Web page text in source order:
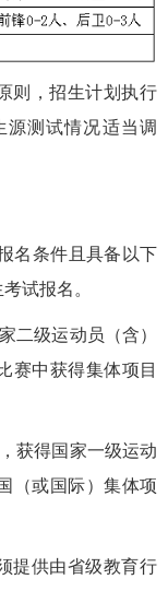
则，招生计划执行
源测试情况适当调
名条件且具备以下
试报名。
二级运动员（含）
赛中获得集体项目
获得国家一级运动
（或国际）集体项
提供由省级教育行